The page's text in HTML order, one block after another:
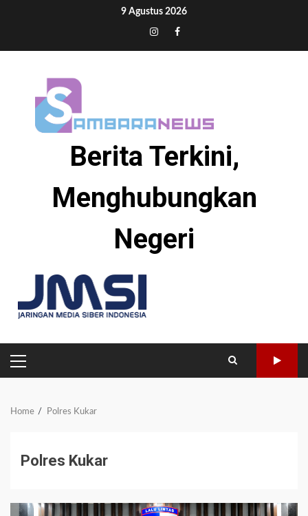
9 Agustus 2026
Tiktok
InstagramFacebook
Berita Terkini,
Menghubungkan
Negeri
PRIMARY
MENU
Home Polres Kukar
Polres Kukar